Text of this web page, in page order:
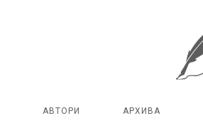
АВТОРИ АРХИВА